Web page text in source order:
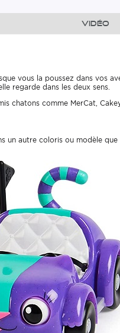
Vidéo
vous la poussez dans vos
regarde dans les deux sens.
chatons comme MerCat,
un autre coloris ou modèle que